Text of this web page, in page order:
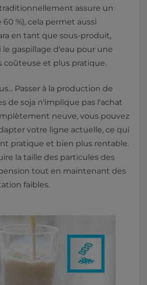
assure un
%), cela permet aussi
en tant que sous-produit,
le gaspillage d'eau pour une
coûteuse et plus pratique.
Passer à la production de
de soja n'implique pas l'achat
neuve, vous pouvez
votre ligne actuelle, ce qui
pratique et bien plus rentable.
la taille des particules des
tout en maintenant des
faibles.